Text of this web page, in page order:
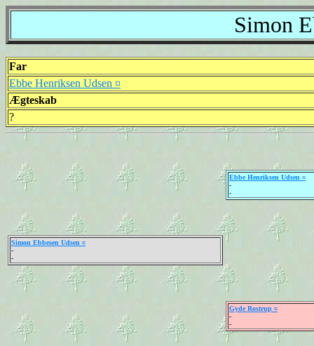
Simon
Far
Ebbe Henriksen Udsen ¤
Ægteskab
?
Simon Ebbesen Udsen ¤
-
-
Ebbe Henriksen Udsen ¤
-
-
Gyde Rostrup ¤
-
-